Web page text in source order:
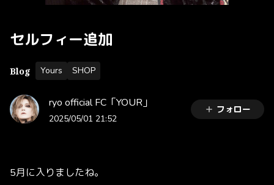
セルフィー追加
Blog Yours SHOP
ryo official FC「YOUR」
2025/05/01 21:52
フォロー
5月に入りましたね。